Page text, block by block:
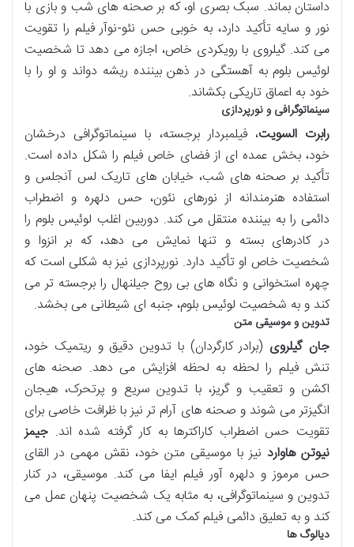
داستان بماند. سبک بصری او، که بر صحنه های شب و بازی با
نور و سایه تأکید دارد، به خوبی حس نئو-نوآر فیلم را تقویت
می کند. گیلروی با رویکردی خاص، اجازه می دهد تا شخصیت
لوئیس بلوم به آهستگی در ذهن بیننده ریشه دواند و او را با
خود به اعماق تاریکی بکشاند.
سینماتوگرافی و نورپردازی
رابرت السویت، فیلمبردار برجسته، با سینماتوگرافی درخشان
خود، بخش عمده ای از فضای خاص فیلم را شکل داده است.
تأکید بر صحنه های شب، خیابان های تاریک لس آنجلس و
استفاده هنرمندانه از نورهای نئون، حس دلهره و اضطراب
دائمی را به بیننده منتقل می کند. دوربین اغلب لوئیس بلوم را
در کادرهای بسته و تنها نمایش می دهد، که بر انزوا و
شخصیت خاص او تأکید دارد. نورپردازی نیز به شکلی است که
چهره استخوانی و نگاه های بی روح جیلنهال را برجسته تر می
کند و به شخصیت لوئیس بلوم، جنبه ای شیطانی می بخشد.
تدوین و موسیقی متن
جان گیلروی (برادر کارگردان) با تدوین دقیق و ریتمیک خود،
تنش فیلم را لحظه به لحظه افزایش می دهد. صحنه های
اکشن و تعقیب و گریز، با تدوین سریع و پرتحرک، هیجان
انگیزتر می شوند و صحنه های آرام تر نیز با ظرافت خاصی برای
تقویت حس اضطراب کاراکترها به کار گرفته شده اند. جیمز
نیوتن هاوارد نیز با موسیقی متن خود، نقش مهمی در القای
حس مرموز و دلهره آور فیلم ایفا می کند. موسیقی، در کنار
تدوین و سینماتوگرافی، به مثابه یک شخصیت پنهان عمل می
کند و به تعلیق دائمی فیلم کمک می کند.
دیالوگ ها